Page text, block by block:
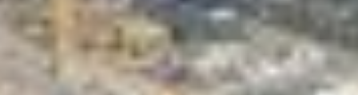
English